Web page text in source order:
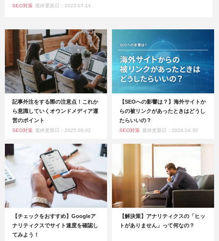
SEO対策 最終更新日：2023.07.14
記事外注をする際の注意点！これか
ら意識していくオウンドメディア運
営のポイント
SEO対策 最終更新日：2025.09.02
【SEOへの影響は？】海外サイトか
らの被リンクがあったときはどうし
たらいいの？
SEO対策 最終更新日：2024.04.30
【チェックをおすすめ】Googleア
ナリティクスでサイト速度を確認し
てみよう！
【解決策】アナリティクスの「ヒッ
トがありません」って何なの？